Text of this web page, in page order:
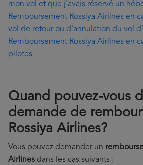
mon vol et que j'avais réservé un
Remboursement Rossiya Airlines en
vol de retour ou d'annulation du vol
Remboursement Rossiya Airlines en
pilotes
Quand pouvez-vous
demande de
Rossiya Airlines?
Vous pouvez demander un
Airlines dans les cas suivants :